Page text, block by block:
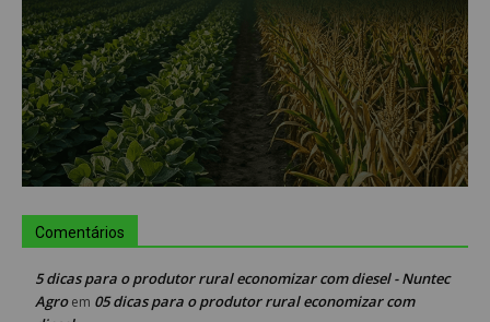
Comentários
5 dicas para o produtor rural economizar com diesel - Nuntec
Agroem 05 dicas para o produtor rural economizar com